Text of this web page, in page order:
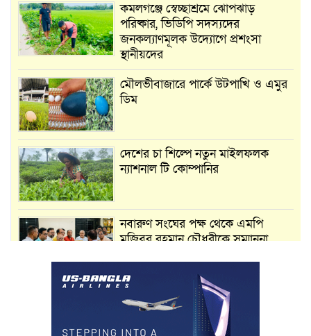
কমলগঞ্জে স্বেচ্ছাশ্রমে ঝোপঝাড়
পরিষ্কার, ভিডিপি সদস্যদের
জনকল্যাণমূলক উদ্যোগে প্রশংসা
স্থানীয়দের
মৌলভীবাজারে পার্কে উটপাখি ও এমুর
ডিম
দেশের চা শিল্পে নতুন মাইলফলক
ন্যাশনাল টি কোম্পানির
নবারুণ সংঘের পক্ষ থেকে এমপি
মুজিবুর রহমান চৌধুরীকে সম্মাননা
মার্শাল আর্ট ক্লাব কাপে ‘জুসা মার্শাল
আর্ট’ এর সাফল্য, শ্রীমঙ্গলের আয়াত ও
আইরাহ ঝুলিতে ৪ পদক